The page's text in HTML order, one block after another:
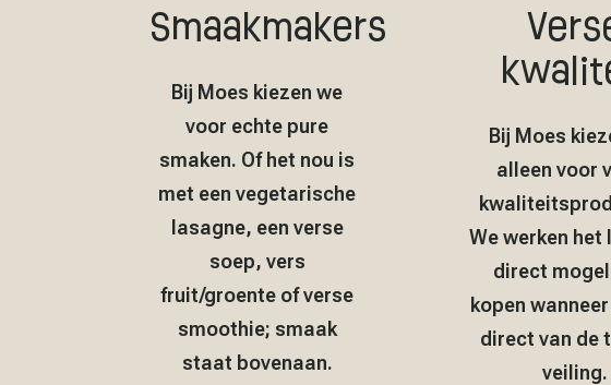
Smaakmakers
Bij Moes kiezen we
voor echte pure
smaken. Of het nou is
met een vegetarische
lasagne, een verse
soep, vers
fruit/groente of verse
smoothie; smaak
staat bovenaan.
Bij Moes
alleen voor
We werken het
direct
kopen
direct van de
veiling.